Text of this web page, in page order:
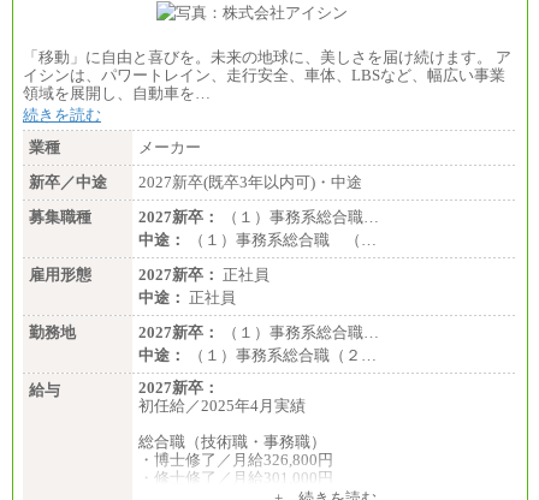
「移動」に自由と喜びを。未来の地球に、美しさを届け続けます。 ア
イシンは、パワートレイン、走行安全、車体、LBSなど、幅広い事業
領域を展開し、自動車を…
続きを読む
業種
メーカー
新卒／中途
2027新卒(既卒3年以内可)・中途
募集職種
2027新卒：
（１）事務系総合職…
中途：
（１）事務系総合職 （…
雇用形態
2027新卒： 正社員
中途： 正社員
勤務地
2027新卒：
（１）事務系総合職…
中途：
（１）事務系総合職（２…
給与
2027新卒：
初任給／2025年4月実績
総合職（技術職・事務職）
・博士修了／月給326,800円
・修士修了／月給301,000円
・大学卒／月給282,000円